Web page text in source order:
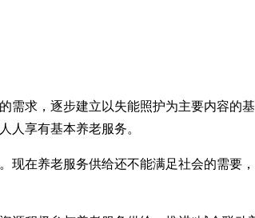
求，逐步建立以失能照护为主要内容的
人享有基本养老服务。
现在养老服务供给还不能满足社会的需要